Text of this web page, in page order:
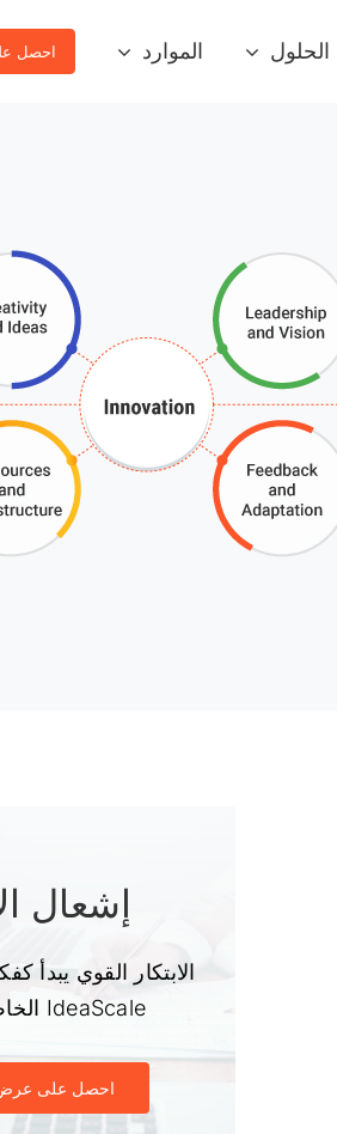
الحلول الموارد احصل
إشعال
الابتكار القوي يبدأ
IdeaScale الخاص بك اليوم
احصل على